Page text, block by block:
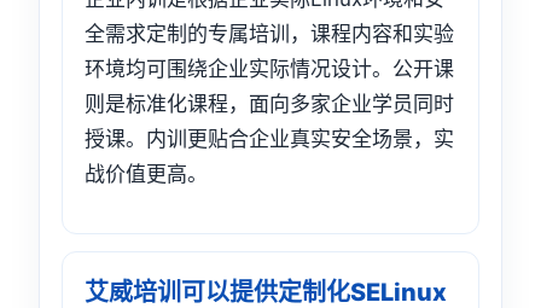
全需求定制的专属培训，课程内容和实验
环境均可围绕企业实际情况设计。公开课
则是标准化课程，面向多家企业学员同时
授课。内训更贴合企业真实安全场景，实
战价值更高。
艾威培训可以提供定制化SELinux